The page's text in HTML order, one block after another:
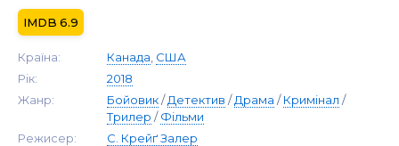
6.9
Країна: Канада США
Рік:
2018
Жанр:
Бойовик/Детектив /Драма /Кримінал /
Трилер /Фільми
Режисер:
С. Крейґ Залер